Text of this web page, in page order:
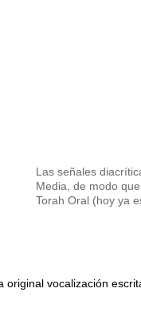
Las señales
Media, de modo
Torah Oral (hoy ya
original vocalización